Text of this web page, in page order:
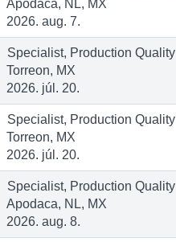
Apodaca, NL, MX
2026. aug. 7.
Specialist, Production Quality
Torreon, MX
2026. júl. 20.
Specialist, Production Quality
Torreon, MX
2026. júl. 20.
Specialist, Production Quality
Apodaca, NL, MX
2026. aug. 8.